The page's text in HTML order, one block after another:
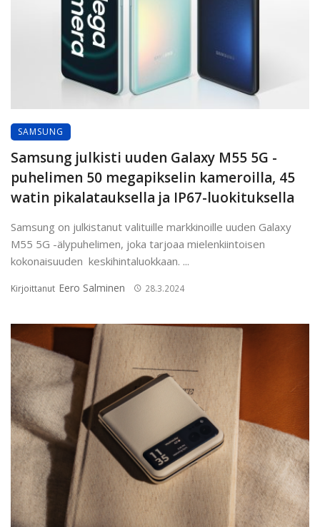
SAMSUNG
Samsung julkisti uuden Galaxy M55 5G -
puhelimen 50 megapikselin kameroilla, 45
watin pikalatauksella ja IP67-luokituksella
Samsung on julkistanut valituille markkinoille uuden Galaxy
M55 5G -älypuhelimen, joka tarjoaa mielenkiintoisen
kokonaisuuden keskihintaluokkaan. ...
Kirjoittanut Eero Salminen 28.3.2024